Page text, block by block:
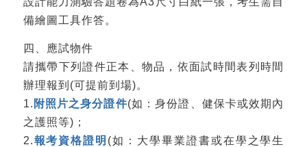
備繪圖工具作答。
四、應試物件
請攜帶下列證件正本、物品，依面試時間表列時間
辦理報到(可提前到場)。
1. 附照片之身分證件(如：身份證、健保卡或效期內
之護照等)；
2.報考資格證明 (如：大學畢業證書或在學之學生